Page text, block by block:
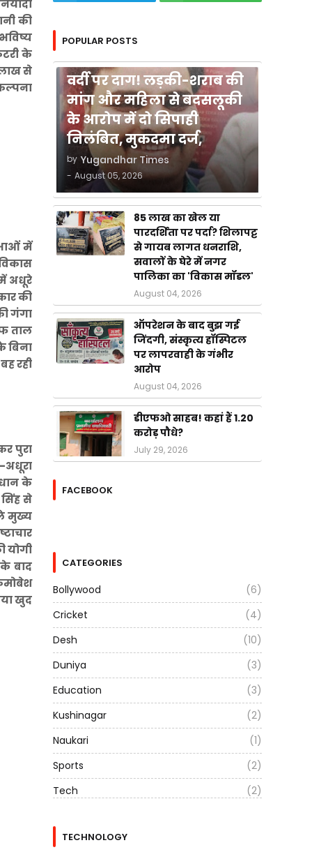
की
के
लाख से
में
में अधूरे
की
गंगा
ताल
बिना
रही
पुरा
अधूरा
के
से
मुख्य
योगी
बाद
खुद
POPULAR POSTS
वर्दी पर दाग! लड़की-शराब की
मांग और महिला से बदसलूकी
के आरोप में दो सिपाही
निलंबित, मुकदमा दर्ज,
by Yugandhar Times
- August 05, 2026
85 लाख का खेल या
पारदर्शिता पर पर्दा? शिलापट्ट
से गायब लागत धनराशि,
सवालों के घेरे में नगर
पालिका का 'विकास मॉडल'
August 04, 2026
ऑपरेशन के बाद बुझ गई
जिंदगी, संस्कृत्य हॉस्पिटल
पर लापरवाही के गंभीर
आरोप
August 04, 2026
डीएफओ साहब! कहां हैं 1.20
करोड़ पौधे?
July 29, 2026
FACEBOOK
CATEGORIES
Bollywood
(6)
Cricket
(4)
Desh
(10)
Duniya
(3)
Education
(3)
Kushinagar
(2)
Naukari
(1)
Sports
(2)
Tech
(2)
TECHNOLOGY